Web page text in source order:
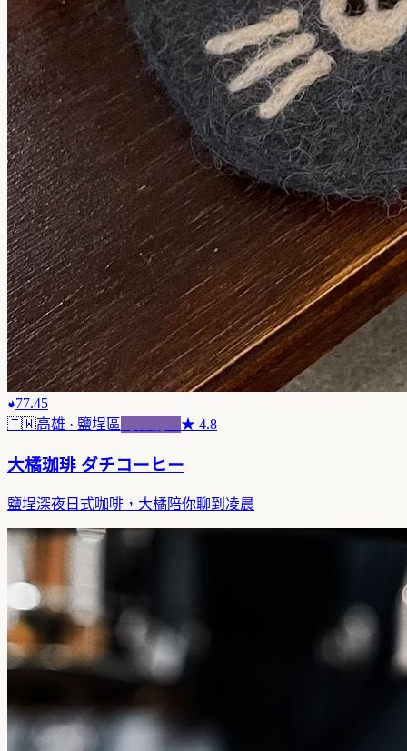
77.45
🇹🇼高雄 · 鹽埕區 ★ 4.8
大橘珈琲 ダチコーヒー
鹽埕深夜日式咖啡，大橘陪你聊到凌晨